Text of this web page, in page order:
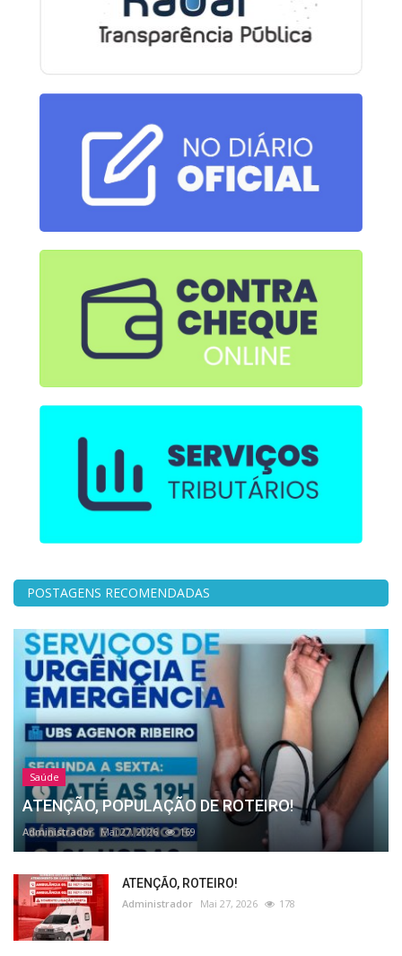
POSTAGENS RECOMENDADAS
Saúde
ATENÇÃO, POPULAÇÃO DE ROTEIRO!
Administrador Mai 27, 2026 169
ATENÇÃO, ROTEIRO!
Administrador Mai 27, 2026 178